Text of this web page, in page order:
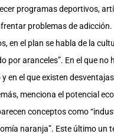
programas deportivos,
problemas de adicción.
en el plan se habla de la
por aranceles”. En el que no
en el que existen desventajas
menciona el potencial
conceptos como
naranja”. Este último un